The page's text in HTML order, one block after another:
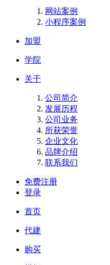
网站案例
小程序案例
加盟
学院
关于
公司简介
发展历程
公司业务
所获荣誉
企业文化
品牌介绍
联系我们
免费注册
登录
首页
代建
购买